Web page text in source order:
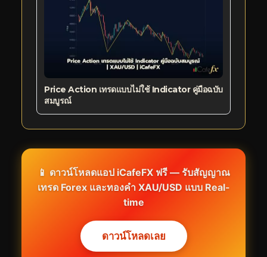
Price Action เทรดแบบไม่ใช้ Indicator คู่มือฉบับ
สมบูรณ์
📱 ดาวน์โหลดแอป iCafeFX ฟรี — รับสัญญาณ
เทรด Forex และทองคำ XAU/USD แบบ Real-
time
ดาวน์โหลดเลย